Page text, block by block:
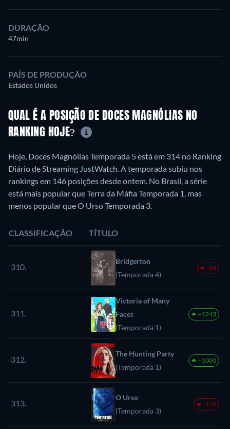
DURAÇÃO
47min
PAÍS DE PRODUÇÃO
Estados Unidos
QUAL É A POSIÇÃO DE DOCES MAGNÓLIAS NO
RANKING HOJE?
Hoje, Doces Magnólias Temporada 5 está em 314 no Ranking
Diário de Streaming JustWatch. A temporada subiu nos
rankings em 146 posições desde ontem. No Brasil, a série
está mais popular que Terra da Máfia Temporada 1, mas
menos popular que O Urso Temporada 3.
CLASSIFICAÇÃO TÍTULO
310.
Bridgerton
(Temporada 4)
-88
311.
Victoria of Many
Faces
(Temporada 1)
+1243
312.
The Hunting Party
(Temporada 1)
+1000
313.
O Urso
(Temporada 3)
-160